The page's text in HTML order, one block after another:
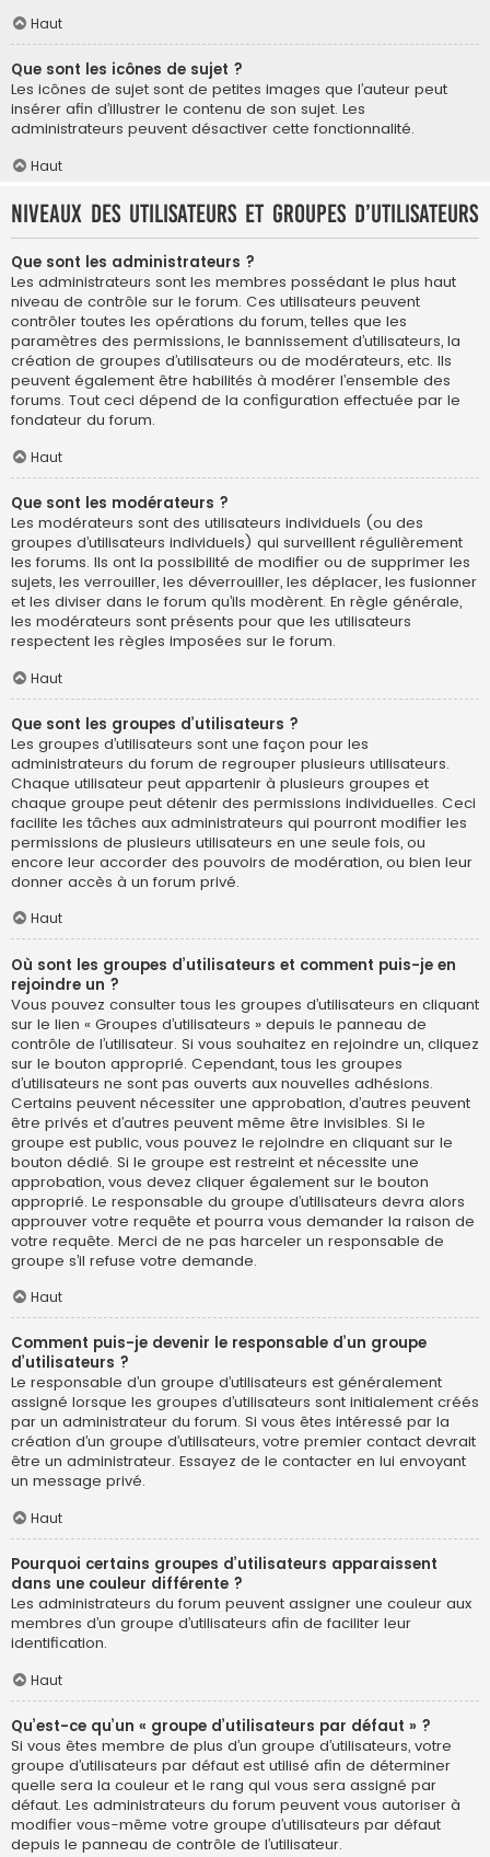
Haut
Que sont les icônes de sujet ?
Les icônes de sujet sont de petites images que l’auteur peut
insérer afin d’illustrer le contenu de son sujet. Les
administrateurs peuvent désactiver cette fonctionnalité.
Haut
Niveaux des utilisateurs et groupes d’utilisateurs
Que sont les administrateurs ?
Les administrateurs sont les membres possédant le plus haut
niveau de contrôle sur le forum. Ces utilisateurs peuvent
contrôler toutes les opérations du forum, telles que les
paramètres des permissions, le bannissement d’utilisateurs, la
création de groupes d’utilisateurs ou de modérateurs, etc. Ils
peuvent également être habilités à modérer l’ensemble des
forums. Tout ceci dépend de la configuration effectuée par le
fondateur du forum.
Haut
Que sont les modérateurs ?
Les modérateurs sont des utilisateurs individuels (ou des
groupes d’utilisateurs individuels) qui surveillent régulièrement
les forums. Ils ont la possibilité de modifier ou de supprimer les
sujets, les verrouiller, les déverrouiller, les déplacer, les fusionner
et les diviser dans le forum qu’ils modèrent. En règle générale,
les modérateurs sont présents pour que les utilisateurs
respectent les règles imposées sur le forum.
Haut
Que sont les groupes d’utilisateurs ?
Les groupes d’utilisateurs sont une façon pour les
administrateurs du forum de regrouper plusieurs utilisateurs.
Chaque utilisateur peut appartenir à plusieurs groupes et
chaque groupe peut détenir des permissions individuelles. Ceci
facilite les tâches aux administrateurs qui pourront modifier les
permissions de plusieurs utilisateurs en une seule fois, ou
encore leur accorder des pouvoirs de modération, ou bien leur
donner accès à un forum privé.
Haut
Où sont les groupes d’utilisateurs et comment puis-je en
rejoindre un ?
Vous pouvez consulter tous les groupes d’utilisateurs en cliquant
sur le lien « Groupes d’utilisateurs » depuis le panneau de
contrôle de l’utilisateur. Si vous souhaitez en rejoindre un, cliquez
sur le bouton approprié. Cependant, tous les groupes
d’utilisateurs ne sont pas ouverts aux nouvelles adhésions.
Certains peuvent nécessiter une approbation, d’autres peuvent
être privés et d’autres peuvent même être invisibles. Si le
groupe est public, vous pouvez le rejoindre en cliquant sur le
bouton dédié. Si le groupe est restreint et nécessite une
approbation, vous devez cliquer également sur le bouton
approprié. Le responsable du groupe d’utilisateurs devra alors
approuver votre requête et pourra vous demander la raison de
votre requête. Merci de ne pas harceler un responsable de
groupe s’il refuse votre demande.
Haut
Comment puis-je devenir le responsable d’un groupe
d’utilisateurs ?
Le responsable d’un groupe d’utilisateurs est généralement
assigné lorsque les groupes d’utilisateurs sont initialement créés
par un administrateur du forum. Si vous êtes intéressé par la
création d’un groupe d’utilisateurs, votre premier contact devrait
être un administrateur. Essayez de le contacter en lui envoyant
un message privé.
Haut
Pourquoi certains groupes d’utilisateurs apparaissent
dans une couleur différente ?
Les administrateurs du forum peuvent assigner une couleur aux
membres d’un groupe d’utilisateurs afin de faciliter leur
identification.
Haut
Qu’est-ce qu’un « groupe d’utilisateurs par défaut » ?
Si vous êtes membre de plus d’un groupe d’utilisateurs, votre
groupe d’utilisateurs par défaut est utilisé afin de déterminer
quelle sera la couleur et le rang qui vous sera assigné par
défaut. Les administrateurs du forum peuvent vous autoriser à
modifier vous-même votre groupe d’utilisateurs par défaut
depuis le panneau de contrôle de l’utilisateur.